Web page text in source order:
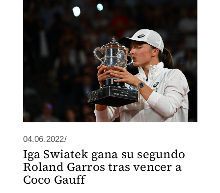
04.06.2022/
Iga Swiatek gana su segundo
Roland Garros tras vencer a
Coco Gauff